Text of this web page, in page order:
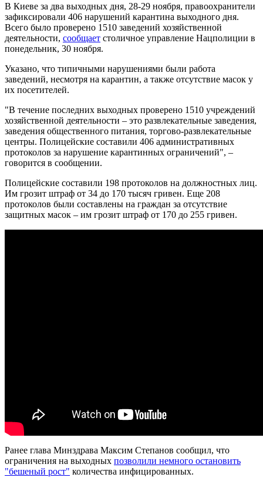
В Киеве за два выходных дня, 28-29 ноября, правоохранители
зафиксировали 406 нарушений карантина выходного дня.
Всего было проверено 1510 заведений хозяйственной
деятельности, сообщает столичное управление Нацполиции в
понедельник, 30 ноября.
Указано, что типичными нарушениями были работа
заведений, несмотря на карантин, а также отсутствие масок у
их посетителей.
"В течение последних выходных проверено 1510 учреждений
хозяйственной деятельности – это развлекательные заведения,
заведения общественного питания, торгово-развлекательные
центры. Полицейские составили 406 административных
протоколов за нарушение карантинных ограничений", –
говорится в сообщении.
Полицейские составили 198 протоколов на должностных лиц.
Им грозит штраф от 34 до 170 тысяч гривен. Еще 208
протоколов были составлены на граждан за отсутствие
защитных масок – им грозит штраф от 170 до 255 гривен.
Ранее глава Минздрава Максим Степанов сообщил, что
ограничения на выходных позволили немного остановить
"бешеный рост" количества инфицированных.